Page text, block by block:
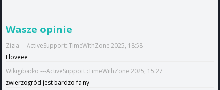
Wasze opinie
Zizia ---ActiveSupport::TimeWithZone 2025, 18:58
I loveee
Wikigibadło ---ActiveSupport::TimeWithZone 2025, 15:27
zwierzogród jest bardzo fajny